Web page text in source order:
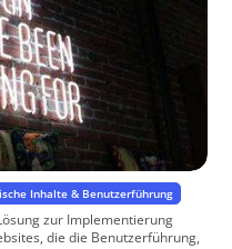
Inhalte & Benutzerführung
zur Implementierung
die die Benutzerführung,